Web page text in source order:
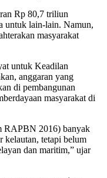
Rp 80,7 triliun
untuk lain-lain. Namun,
masyarakat
untuk Keadilan
anggaran yang
di pembangunan
masyarakat di
RAPBN 2016) banyak
kelautan, tetapi belum
dan maritim,” ujar